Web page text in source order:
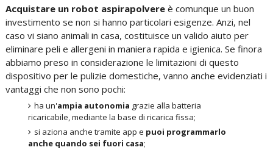
Acquistare un robot aspirapolvereè comunque un buon
investimento se non si hanno particolari esigenze. Anzi, nel
caso vi siano animali in casa, costituisce un valido aiuto per
eliminare peli e allergeni in maniera rapida e igienica. Se finora
abbiamo preso in considerazione le limitazioni di questo
dispositivo per le pulizie domestiche, vanno anche evidenziati i
vantaggi che non sono pochi:
ha un'ampia autonomia grazie alla batteria
ricaricabile, mediante la base di ricarica fissa;
si aziona anche tramite app e puoi programmarlo
anche quando sei fuori casa;